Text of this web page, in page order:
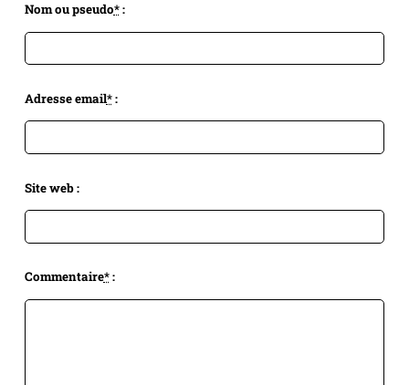
Nom ou pseudo*:
Adresse email*:
Site web :
Commentaire*: